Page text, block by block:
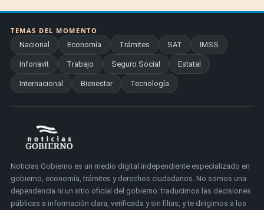
TEMAS DEL MOMENTO
Nacional
Economía Trámites SAT IMSS
Infonavit Trabajo Seguro Social Estatal
Internacional Bienestar Tecnología
Noticias Gobierno es un medio digital independiente especializado en
gobierno, economía, trámites y derechos ciudadanos. No somos una
dependencia ni un sitio oficial del gobierno: traducimos las decisiones
públicas a información clara, verificada y sin filias, y te dirigimos a los